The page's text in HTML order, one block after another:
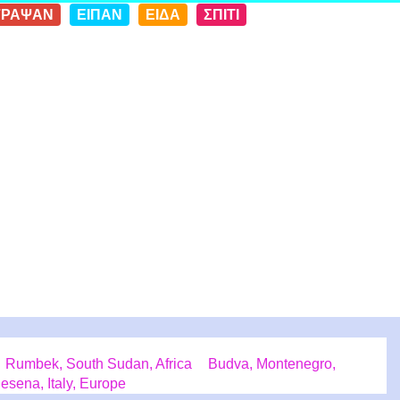
ΕΙΠΑΝ ΕΙΔΑ ΣΠΙΤΙ
Rumbek, South Sudan, Africa
Budva, Montenegro,
Italy, Europe